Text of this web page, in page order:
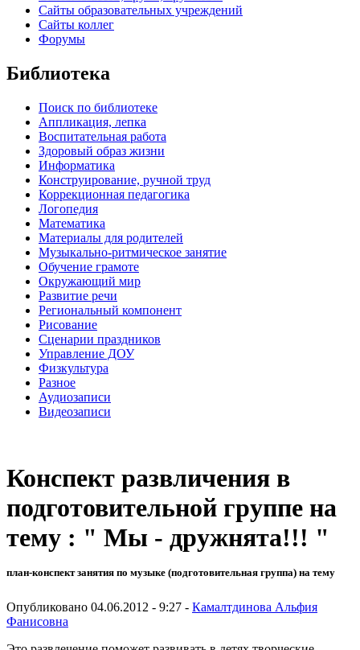
Сайты образовательных учреждений
Сайты коллег
Форумы
Библиотека
Поиск по библиотеке
Аппликация, лепка
Воспитательная работа
Здоровый образ жизни
Информатика
Конструирование, ручной труд
Коррекционная педагогика
Логопедия
Математика
Материалы для родителей
Музыкально-ритмическое занятие
Обучение грамоте
Окружающий мир
Развитие речи
Региональный компонент
Рисование
Сценарии праздников
Управление ДОУ
Физкультура
Разное
Аудиозаписи
Видеозаписи
Конспект развличения в
подготовительной группе на
тему : " Мы - дружнята!!! "
план-конспект занятия по музыке (подготовительная группа) на тему
Опубликовано 04.06.2012 - 9:27 - Камалтдинова Альфия
Фанисовна